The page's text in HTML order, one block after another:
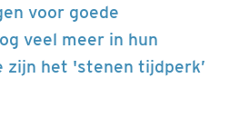
voor goede
veel meer in hun
het 'stenen tijdperk’